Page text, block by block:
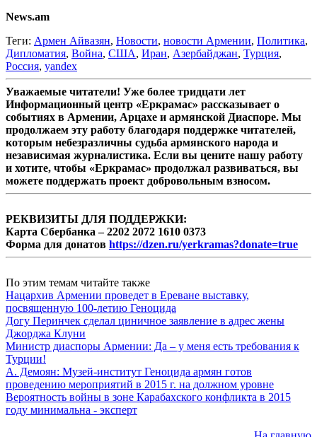
News.am
Теги: Армен Айвазян, Новости, новости Армении, Политика,
Дипломатия, Война, США, Иран, Азербайджан, Турция,
Россия, yandex
Уважаемые читатели! Уже более тридцати лет
Информационный центр «Еркрамас» рассказывает о
событиях в Армении, Арцахе и армянской Диаспоре. Мы
продолжаем эту работу благодаря поддержке читателей,
которым небезразличны судьба армянского народа и
независимая журналистика. Если вы цените нашу работу
и хотите, чтобы «Еркрамас» продолжал развиваться, вы
можете поддержать проект добровольным взносом.
РЕКВИЗИТЫ ДЛЯ ПОДДЕРЖКИ:
Карта Сбербанка – 2202 2072 1610 0373
Форма для донатов https://dzen.ru/yerkramas?donate=true
По этим темам читайте также
Нацархив Армении проведет в Ереване выставку,
посвященную 100-летию Геноцида
Догу Перинчек сделал циничное заявление в адрес жены
Джорджа Клуни
Министр диаспоры Армении: Да – у меня есть требования к
Турции!
А. Демоян: Музей-институт Геноцида армян готов
проведению мероприятий в 2015 г. на должном уровне
Вероятность войны в зоне Карабахского конфликта в 2015
году минимальна - эксперт